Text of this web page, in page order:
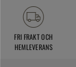
FRI FRAKT OCH
HEMLEVERANS